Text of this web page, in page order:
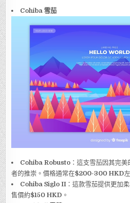
Cohiba 雪茄
Cohiba Robusto ：這支雪茄因其完
者的推崇。價格通常在$200-300 HKD
Cohiba Siglo II ：這款雪茄提供更加
售價約$150 HKD 。